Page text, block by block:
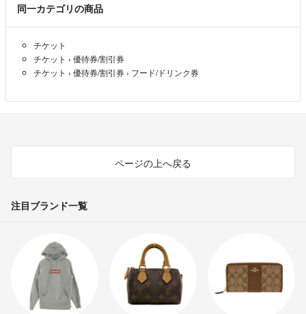
同一カテゴリの商品
チケット
チケット › 優待券/割引券
チケット › 優待券/割引券 › フード/ドリンク券
ページの上へ戻る
注目ブランド一覧